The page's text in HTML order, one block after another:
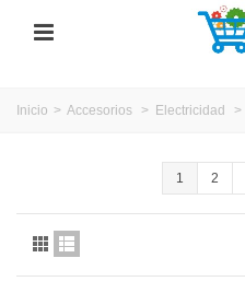
Inicio > Accesorios > Electricidad >
1 2